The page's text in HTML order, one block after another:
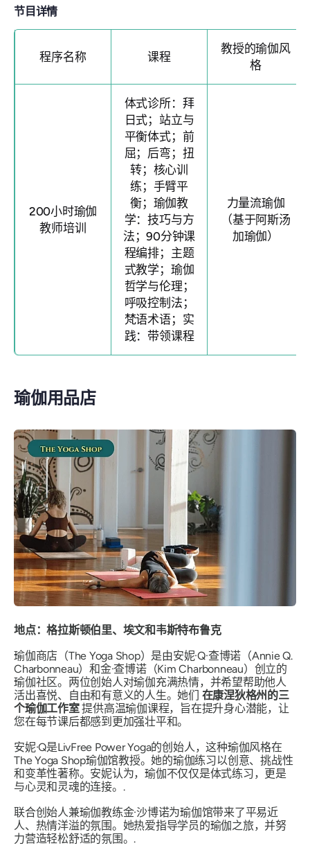
节目详情
程序名称 课程
教授的瑜伽风
格
200小时瑜伽
教师培训
体式诊所：拜
日式；站立与
平衡体式；前
屈；后弯；扭
转；核心训
练；手臂平
衡；瑜伽教
学：技巧与方
法；90分钟课
程编排；主题
式教学；瑜伽
哲学与伦理；
呼吸控制法；
梵语术语；实
践：带领课程
力量流瑜伽
（基于阿斯汤
加瑜伽）
瑜伽用品店
地点：格拉斯顿伯里、埃文和韦斯特布鲁克
瑜伽商店（The Yoga Shop）是由安妮·Q·查博诺（Annie Q.
Charbonneau）和金·查博诺（Kim Charbonneau）创立的
瑜伽社区。两位创始人对瑜伽充满热情，并希望帮助他人
活出喜悦、自由和有意义的人生。她们 在康涅狄格州的三
个瑜伽工作室提供高温瑜伽课程，旨在提升身心潜能，让
您在每节课后都感到更加强壮平和。
安妮·Q是LivFree Power Yoga的创始人，这种瑜伽风格在
The Yoga Shop瑜伽馆教授。她的瑜伽练习以创意、挑战性
和变革性著称。安妮认为，瑜伽不仅仅是体式练习，更是
与心灵和灵魂的连接。.
联合创始人兼瑜伽教练金·沙博诺为瑜伽馆带来了平易近
人、热情洋溢的氛围。她热爱指导学员的瑜伽之旅，并努
力营造轻松舒适的氛围。.